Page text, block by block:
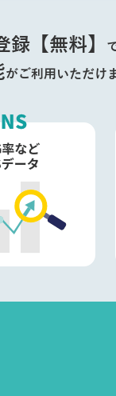
録【無料】
がご利用いただけま